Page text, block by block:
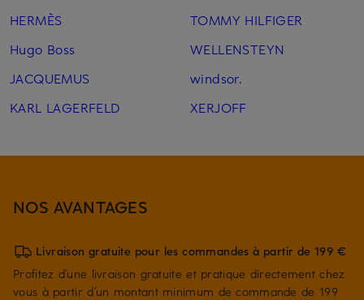
HERMÈS
Hugo Boss
JACQUEMUS
KARL LAGERFELD
TOMMY HILFIGER
WELLENSTEYN
windsor.
XERJOFF
NOS AVANTAGES
Livraison gratuite pour les commandes à partir de 199 €
Profitez d’une livraison gratuite et pratique directement chez
vous à partir d’un montant minimum de commande de 199